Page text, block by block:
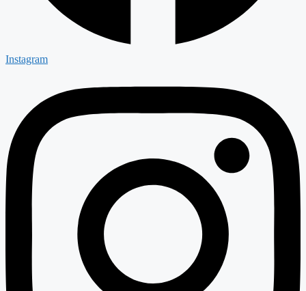
Instagram